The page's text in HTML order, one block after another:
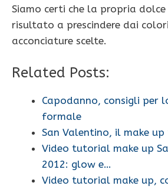
Siamo certi che la propria
risultato a prescindere dai
acconciature scelte.
Related Posts:
Capodanno, consigli per
formale
San Valentino, il make
Video tutorial make up
2012: glow e…
Video tutorial make up,